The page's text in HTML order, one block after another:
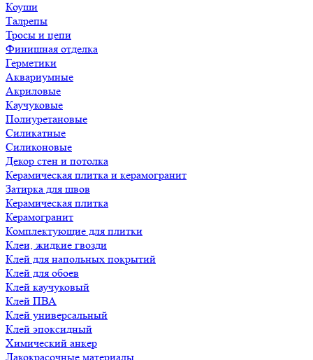
Коуши
Талрепы
Тросы и цепи
Финишная отделка
Герметики
Аквариумные
Акриловые
Каучуковые
Полиуретановые
Силикатные
Силиконовые
Декор стен и потолка
Керамическая плитка и керамогранит
Затирка для швов
Керамическая плитка
Керамогранит
Комплектующие для плитки
Клеи, жидкие гвозди
Клей для напольных покрытий
Клей для обоев
Клей каучуковый
Клей ПВА
Клей универсальный
Клей эпоксидный
Химический анкер
Лакокрасочные материалы